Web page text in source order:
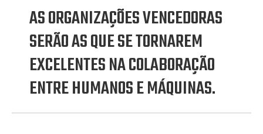
AS ORGANIZAÇÕES VENCEDORAS
SERÃO AS QUE SE TORNAREM
EXCELENTES NA COLABORAÇÃO
ENTRE HUMANOS E MÁQUINAS.